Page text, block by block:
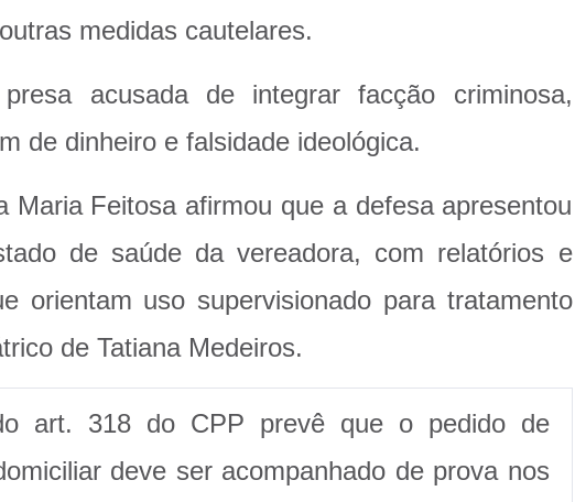
medidas cautelares.
acusada de integrar facção criminosa,
de dinheiro e falsidade ideológica.
Maria Feitosa afirmou que a defesa apresentou
de saúde da vereadora, com relatórios e
orientam uso supervisionado para tratamento
de Tatiana Medeiros.
art. 318 do CPP prevê que o pedido de
deve ser acompanhado de prova nos